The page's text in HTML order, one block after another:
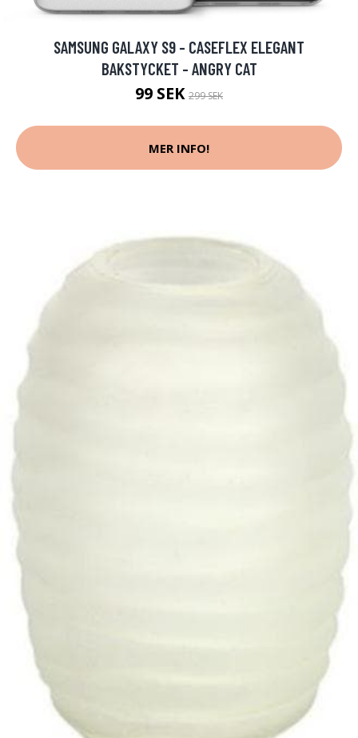
SAMSUNG GALAXY S9 - CASEFLEX ELEGANT
BAKSTYCKET - ANGRY CAT
99 SEK 299 SEK
MER INFO!